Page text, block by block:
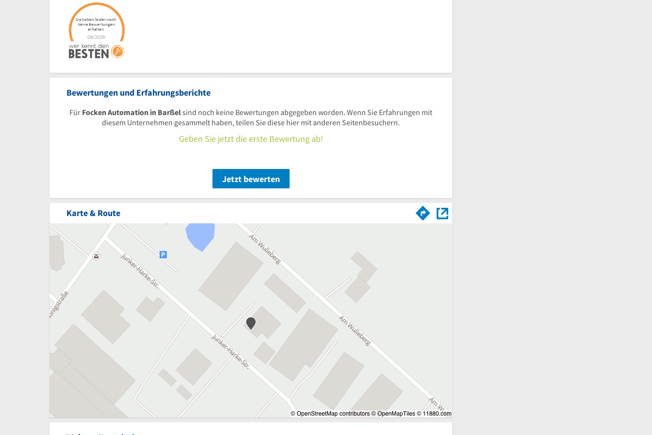
Bewertungen und Erfahrungsberichte
Für Focken Automation in Barßel sind noch keine Bewertungen abgegeben worden. Wenn Sie Erfahrungen mit
diesem Unternehmen gesammelt haben, teilen Sie diese hier mit anderen Seitenbesuchern.
Geben Sie jetzt die erste Bewertung ab!
Jetzt bewerten
Karte & Route